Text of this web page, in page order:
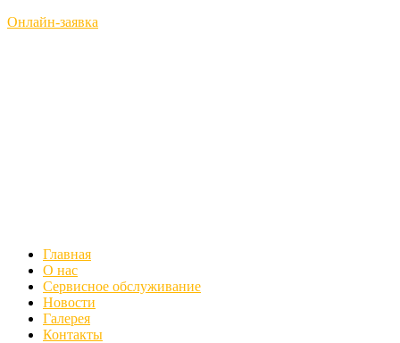
Онлайн-заявка
Главная
О нас
Сервисное обслуживание
Новости
Галерея
Контакты